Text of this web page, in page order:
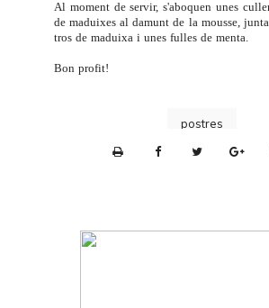
Al moment de servir, s'aboquen unes
de maduixes al damunt de la mousse,
tros de maduixa i unes fulles de menta.
Bon profit!
postres
n